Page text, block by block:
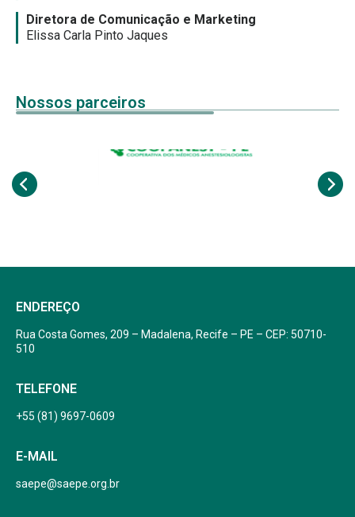
Diretora de Comunicação e Marketing
Elissa Carla Pinto Jaques
Nossos parceiros
ENDEREÇO
Rua Costa Gomes, 209 – Madalena, Recife – PE – CEP: 50710-
510
TELEFONE
+55 (81) 9697-0609
E-MAIL
saepe@saepe.org.br